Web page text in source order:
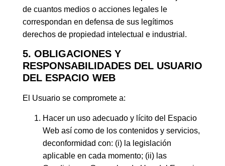
de cuantos medios o acciones legales le
correspondan en defensa de sus legítimos
derechos de propiedad intelectual e industrial.
5. OBLIGACIONES Y
RESPONSABILIDADES DEL USUARIO
DEL ESPACIO WEB
El Usuario se compromete a:
Hacer un uso adecuado y lícito del Espacio
Web así como de los contenidos y servicios,
deconformidad con: (i) la legislación
aplicable en cada momento; (ii) las